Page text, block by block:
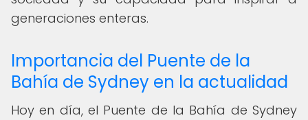
generaciones enteras.
Importancia del Puente de la
Bahía de Sydney en la actualidad
Hoy en día, el Puente de la Bahía de Sydney